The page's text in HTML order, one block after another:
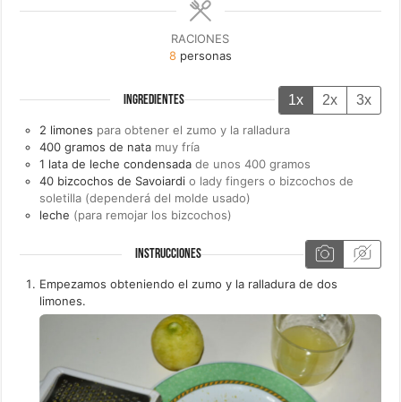
RACIONES
8 personas
INGREDIENTES 1x 2x 3x
2 limones para obtener el zumo y la ralladura
400 gramos de nata muy fría
1 lata de leche condensada de unos 400 gramos
40 bizcochos de Savoiardi o lady fingers o bizcochos de
soletilla (dependerá del molde usado)
leche (para remojar los bizcochos)
INSTRUCCIONES
Empezamos obteniendo el zumo y la ralladura de dos
limones.